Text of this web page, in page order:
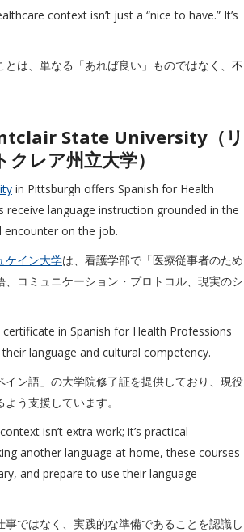
context isn’t just a “nice to have.” It’s
は、単なる「あれば良い」ものではなく、不
State University（リ
レア州立大学）
in Pittsburgh offers Spanish for Health
language instruction grounded in the
encounter on the job.
ケイン大学は、看護学部で「医療従事者のため
コミュニケーション・プロトコル、現実のシ
in Spanish for Health Professions
language and cultural competency.
ン語」の大学院修了証を提供しており、現役
う支援しています。
isn’t extra work; it’s practical
another language at home, these courses
and prepare to use their language
ではなく、実践的な準備であることを認識し